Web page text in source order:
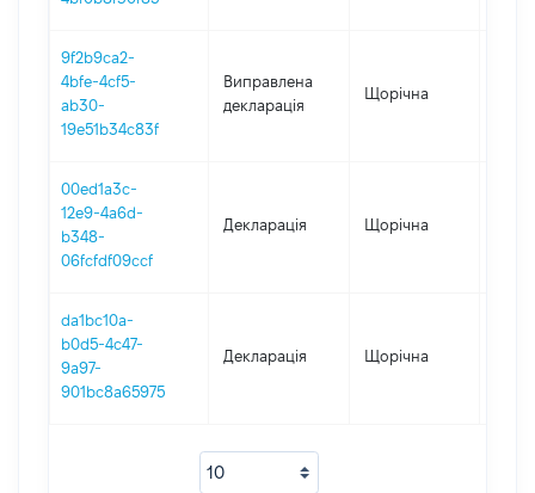
9f2b9ca2-
4bfe-4cf5-
ab30-
19e51b34c83f
Виправлена
декларація
Щорічна
00ed1a3c-
12e9-4a6d-
b348-
06fcfdf09ccf
Декларація Щорічна
da1bc10a-
b0d5-4c47-
9a97-
901bc8a65975
Декларація Щорічна